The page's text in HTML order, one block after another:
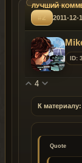
#2 2011-12-
ID:
4
К материалу:
Quote